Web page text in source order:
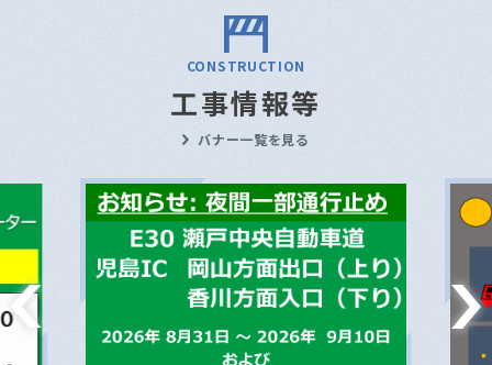
CONSTRUCTION
工事情報等
バナー一覧を見る